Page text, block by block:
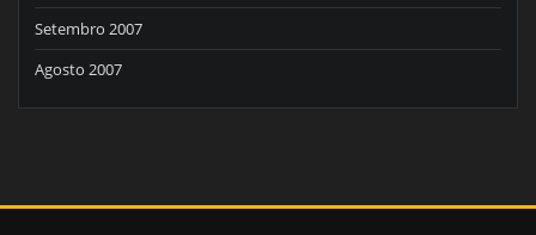
Setembro 2007
Agosto 2007